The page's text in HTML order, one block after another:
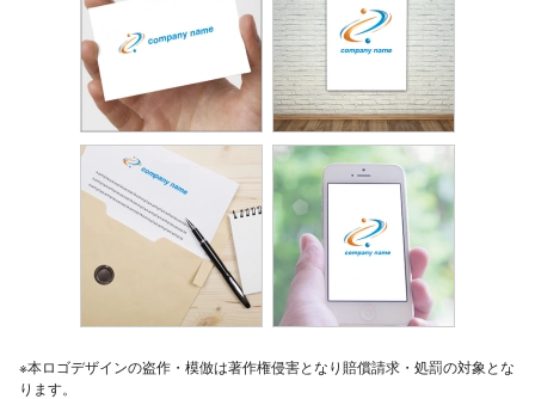
※本ロゴデザインの盗作・模倣は著作権侵害となり賠償請求・処罰の対象とな
ります。